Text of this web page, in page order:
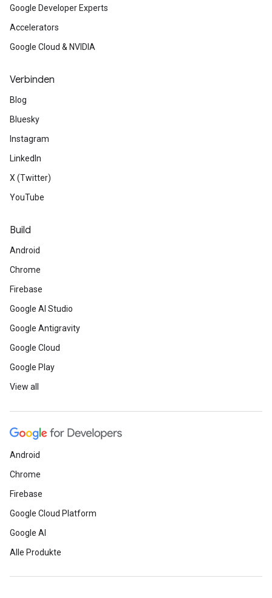
Google Developer Experts
Accelerators
Google Cloud & NVIDIA
Verbinden
Blog
Bluesky
Instagram
LinkedIn
X (Twitter)
YouTube
Build
Android
Chrome
Firebase
Google AI Studio
Google Antigravity
Google Cloud
Google Play
View all
Android
Chrome
Firebase
Google Cloud Platform
Google AI
Alle Produkte